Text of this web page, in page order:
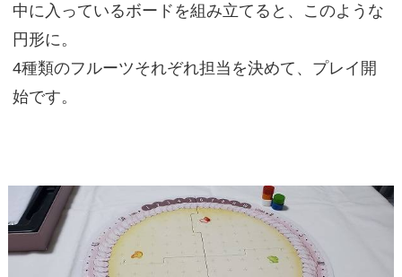
中に入っているボードを組み立てると、このような
円形に。
4種類のフルーツそれぞれ担当を決めて、プレイ開
始です。